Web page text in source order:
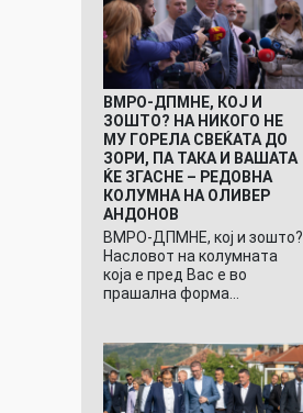
ВМРО-ДПМНЕ, КОЈ И
ЗОШТО? НА НИКОГО НЕ
МУ ГОРЕЛА СВЕЌАТА ДО
ЗОРИ, ПА ТАКА И ВАШАТА
ЌЕ ЗГАСНЕ – РЕДОВНА
КОЛУМНА НА ОЛИВЕР
АНДОНОВ
ВМРО-ДПМНЕ, кој и зошто?
Насловот на колумната
која е пред Вас е во
прашална форма…